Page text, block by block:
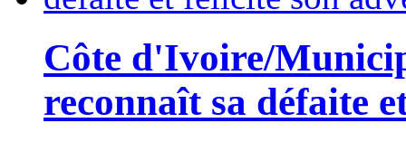
Côte d'Ivoire/
reconnaît sa défaite